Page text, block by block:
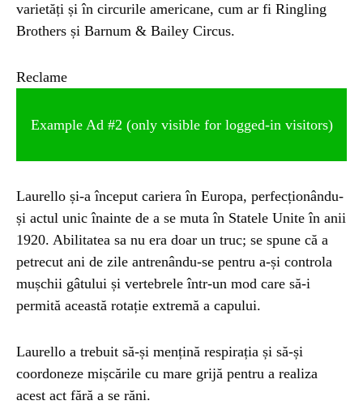
varietăți și în circurile americane, cum ar fi Ringling
Brothers și Barnum & Bailey Circus.
Reclame
Example Ad #2 (only visible for logged-in visitors)
Laurello și-a început cariera în Europa, perfecționându-
și actul unic înainte de a se muta în Statele Unite în anii
1920. Abilitatea sa nu era doar un truc; se spune că a
petrecut ani de zile antrenându-se pentru a-și controla
mușchii gâtului și vertebrele într-un mod care să-i
permită această rotație extremă a capului.
Laurello a trebuit să-și mențină respirația și să-și
coordoneze mișcările cu mare grijă pentru a realiza
acest act fără a se răni.